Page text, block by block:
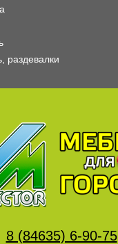
раздевалки
8 (84635) 6-90-75